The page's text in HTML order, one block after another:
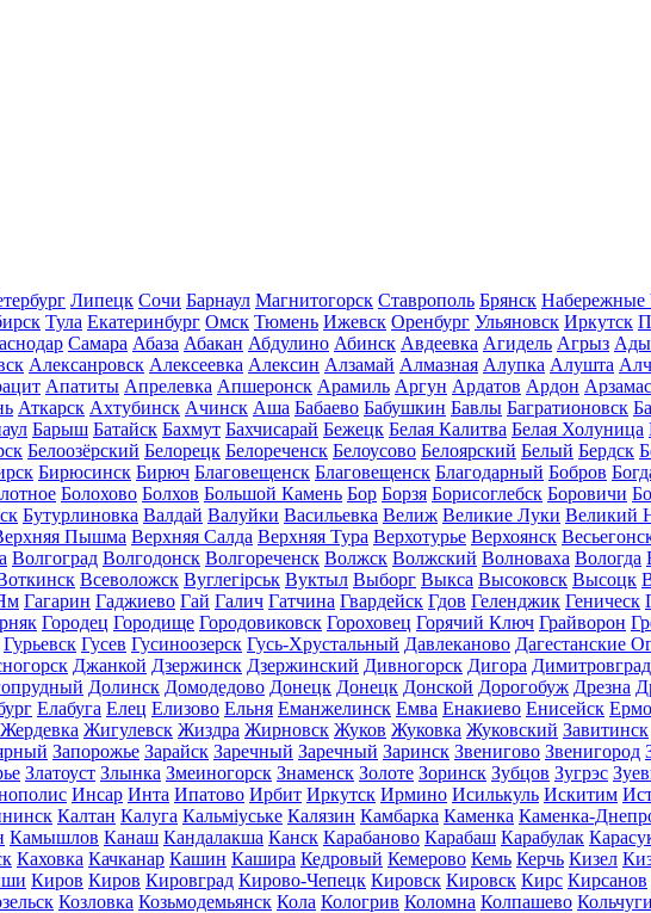
Липецк Сочи Барнаул Магнитогорск Ставрополь Брянск Набережные
Тула Екатеринбург Омск Тюмень Ижевск Оренбург Ульяновск Иркутск
Самара Абаза Абакан Абдулино Абинск Авдеевка Агидель Агрыз
Алексанровск Алексеевка Алексин Алзамай Алмазная Алупка Алушта
Апатиты Апрелевка Апшеронск Арамиль Аргун Ардатов Ардон Арзамас
Аткарск Ахтубинск Ачинск Аша Бабаево Бабушкин Бавлы Багратионовск
Барыш Батайск Бахмут Бахчисарай Бежецк Белая Калитва Белая Холуница
Белоозёрский Белорецк Белореченск Белоусово Белоярский Белый Бердск
Бирюсинск Бирюч Благовещенск Благовещенск Благодарный Бобров
Болохово Болхов Большой Камень Бор Борзя Борисоглебск Боровичи
Бутурлиновка Валдай Валуйки Васильевка Велиж Великие Луки Великий
Пышма Верхняя Салда Верхняя Тура Верхотурье Верхоянск
Волгоград Волгодонск Волгореченск Волжск Волжский Волноваха Вологда
Всеволожск Вуглегірськ Вуктыл Выборг Выкса Высоковск Высоцк
Гагарин Гаджиево Гай Галич Гатчина Гвардейск Гдов Геленджик Геническ
Городец Городище Городовиковск Гороховец Горячий Ключ Грайворон
Гурьевск Гусев Гусиноозерск Гусь-Хрустальный Давлеканово Дагестанские
Джанкой Дзержинск Дзержинский Дивногорск Дигора Димитровград
Долинск Домодедово Донецк Донецк Донской Дорогобуж Дрезна
Елабуга Елец Елизово Ельня Еманжелинск Емва Енакиево Енисейск
Жердевка Жигулевск Жиздра Жирновск Жуков Жуковка Жуковский Завитинск
Запорожье Зарайск Заречный Заречный Заринск Звенигово Звенигород
Златоуст Злынка Змеиногорск Знаменск Золоте Зоринск Зубцов Зугрэс
Инсар Инта Ипатово Ирбит Иркутск Ирмино Исилькуль Искитим
Калтан Калуга Кальміуське Калязин Камбарка Каменка Каменка-
Камышлов Канаш Кандалакша Канск Карабаново Карабаш Карабулак
Каховка Качканар Кашин Кашира Кедровый Кемерово Кемь Керчь Кизел
Киров Киров Кировград Кирово-Чепецк Кировск Кировск Кирс Кирсанов
Козловка Козьмодемьянск Кола Кологрив Коломна Колпашево